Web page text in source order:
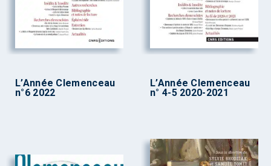
L’Année Clemenceau
n°6 2022
L’Année Clemenceau
n° 4-5 2020-2021